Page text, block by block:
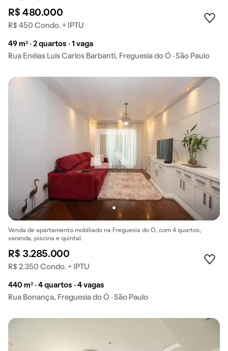
R$ 480.000
R$ 450 Condo. + IPTU
49 m² · 2 quartos · 1 vaga
Rua Enéias Luís Carlos Barbanti, Freguesia do Ó · São Paulo
Venda de apartamento mobiliado na Freguesia do Ó, com 4 quartos,
varanda, piscina e quintal.
R$ 3.285.000
R$ 2.350 Condo. + IPTU
440 m² · 4 quartos · 4 vagas
Rua Bonança, Freguesia do Ó · São Paulo